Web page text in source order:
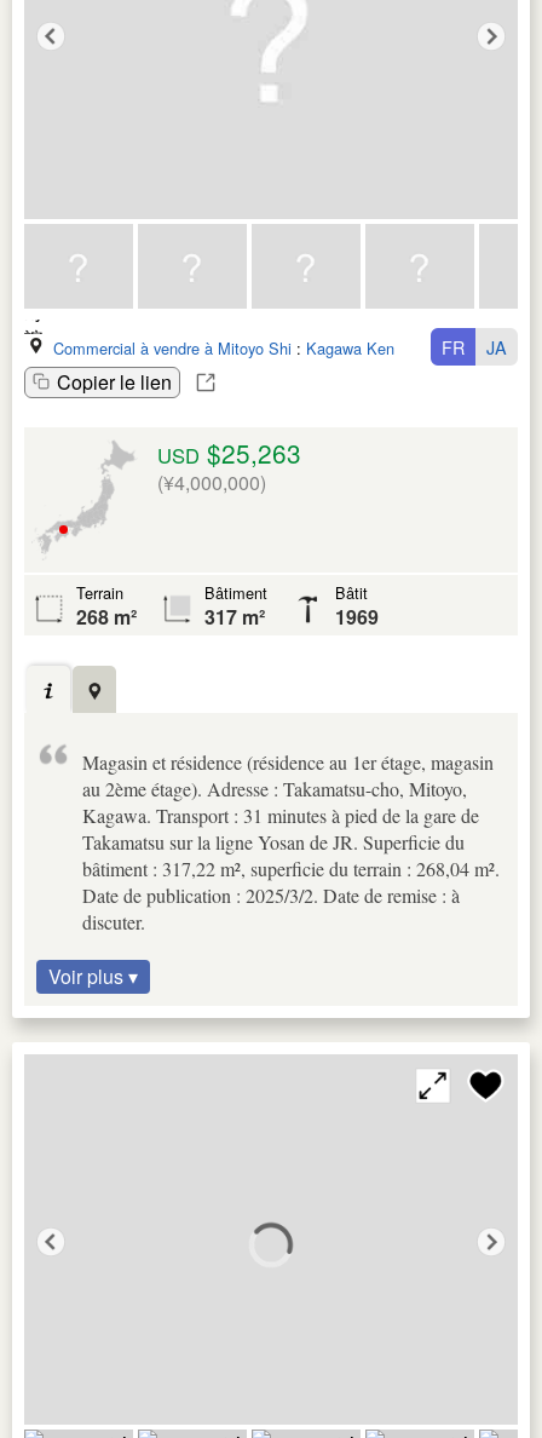
Commercial à vendre à Mitoyo Shi : Kagawa Ken
Copier le lien
FR JA
USD $25,263
(¥4,000,000)
Terrain
268 m²
Bâtiment
317 m²
Bâtit
1969
Magasin et résidence (résidence au 1er étage, magasin
au 2ème étage). Adresse : Takamatsu-cho, Mitoyo,
Kagawa. Transport : 31 minutes à pied de la gare de
Takamatsu sur la ligne Yosan de JR. Superficie du
bâtiment : 317,22 m², superficie du terrain : 268,04 m².
Date de publication : 2025/3/2. Date de remise : à
discuter.
Voir plus ▾